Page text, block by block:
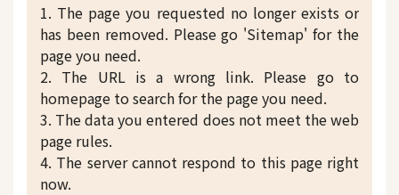
1. The page you requested no longer exists or
has been removed. Please go 'Sitemap' for the
page you need.
2. The URL is a wrong link. Please go to
homepage to search for the page you need.
3. The data you entered does not meet the web
page rules.
4. The server cannot respond to this page right
now.